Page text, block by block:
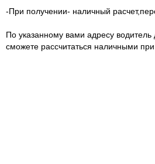
-При получении- наличный
По указанному вами адресу водитель
сможете рассчитаться наличными при